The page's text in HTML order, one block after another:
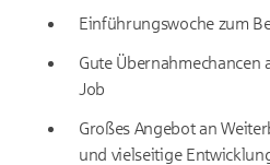
Einführungswoche zum
Gute Übernahmechancen
Job
Großes Angebot an
und vielseitige